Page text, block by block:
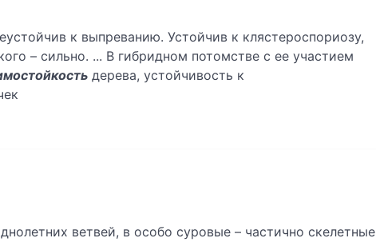
к выпреванию. Устойчив к клястероспориозу,
– сильно. ... В гибридном потомстве с ее участием
дерева, устойчивость к
ветвей, в особо суровые – частично скелетные